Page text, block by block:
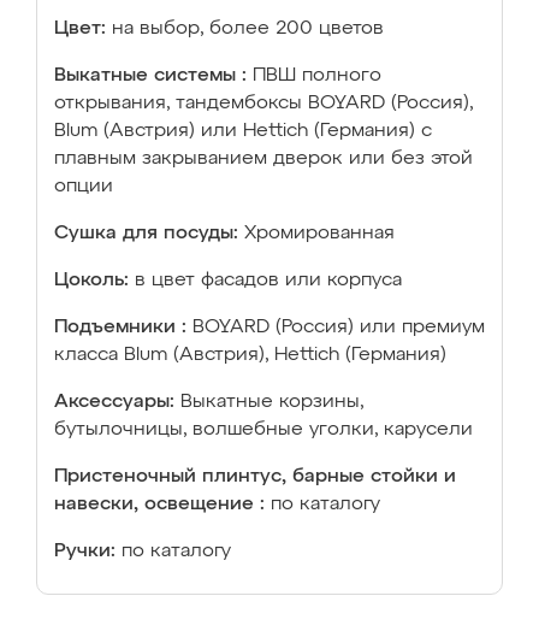
Цвет: на выбор, более 200 цветов
Выкатные системы :
ПВШ полного
открывания, тандембоксы BOYARD (Россия),
Blum (Австрия) или Hettich (Германия) с
плавным закрыванием дверок или без этой
опции
Сушка для посуды: Хромированная
Цоколь: в цвет фасадов или корпуса
Подъемники : BOYARD (Россия) или премиум
класса Blum (Австрия), Hettich (Германия)
Аксессуары: Выкатные корзины,
бутылочницы, волшебные уголки, карусели
Пристеночный плинтус, барные стойки и
навески, освещение : по каталогу
Ручки: по каталогу